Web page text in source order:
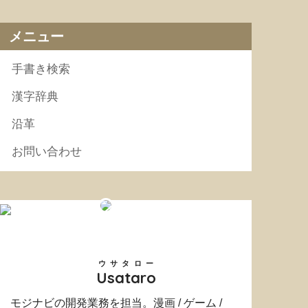
メニュー
手書き検索
漢字辞典
沿革
お問い合わせ
Usataro
ウサタロー
モジナビの開発業務を担当。漫画 / ゲーム /